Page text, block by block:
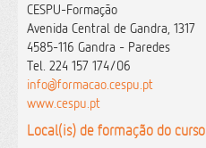
CESPU-Formação
Avenida Central de Gandra, 1317
4585-116 Gandra - Paredes
Tel. 224 157 174/06
info@formacao.cespu.pt
www.cespu.pt
Local(is) de formação do curso